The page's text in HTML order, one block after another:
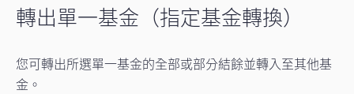
轉出單一基金（指定基金轉換）
您可轉出所選單一基金的全部或部分結餘並轉入至其他基
金。